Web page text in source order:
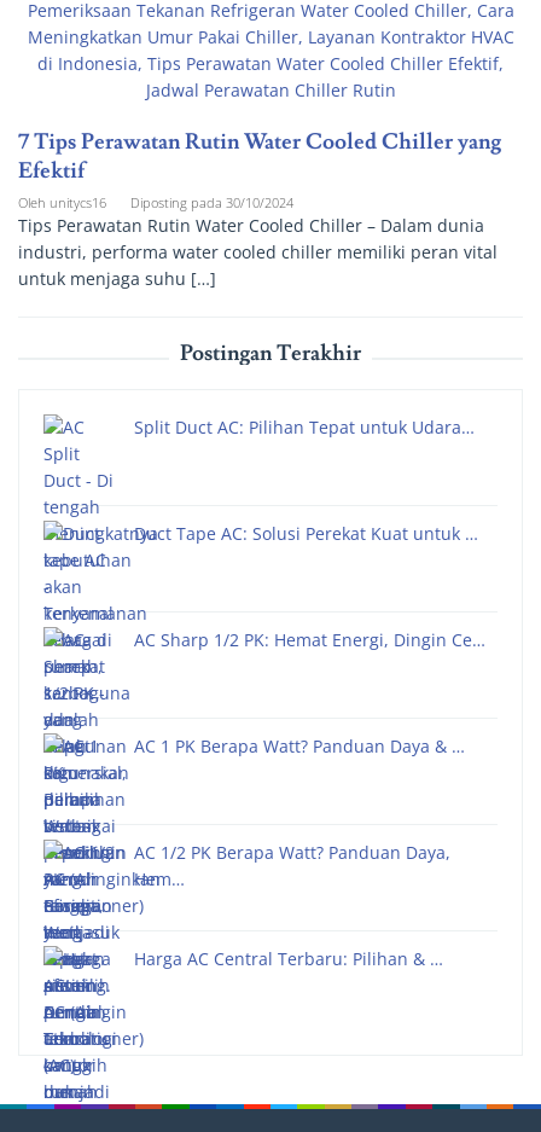
7 Tips Perawatan Rutin Water Cooled Chiller yang
Efektif
Oleh unitycs16 Diposting pada 30/10/2024
Tips Perawatan Rutin Water Cooled Chiller – Dalam dunia
industri, performa water cooled chiller memiliki peran vital
untuk menjaga suhu […]
Postingan Terakhir
Split Duct AC: Pilihan Tepat untuk Udara…
Duct Tape AC: Solusi Perekat Kuat untuk …
AC Sharp 1/2 PK: Hemat Energi, Dingin Ce…
AC 1 PK Berapa Watt? Panduan Daya & …
AC 1/2 PK Berapa Watt? Panduan Daya,
Hem…
Harga AC Central Terbaru: Pilihan & …